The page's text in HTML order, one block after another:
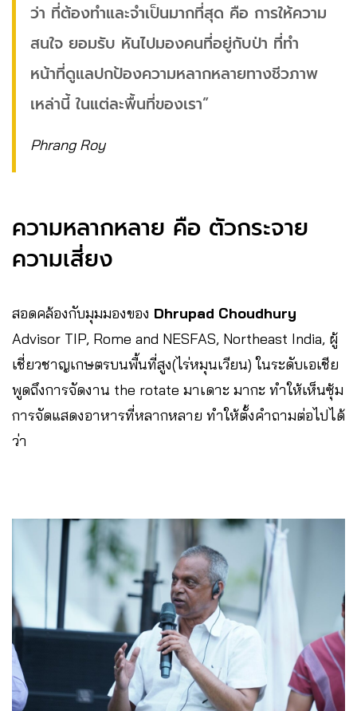
ว่า ที่ต้องทำและจำเป็นมากที่สุด คือ การให้ความ
สนใจ ยอมรับ หันไปมองคนที่อยู่กับป่า ที่ทำ
หน้าที่ดูแลปกป้องความหลากหลายทางชีวภาพ
เหล่านี้ ในแต่ละพื้นที่ของเรา”
Phrang Roy
ความหลากหลาย คือ ตัวกระจาย
ความเสี่ยง
สอดคล้องกับมุมมองของ Dhrupad Choudhury
Advisor TIP, Rome and NESFAS, Northeast India, ผู้
เชี่ยวชาญเกษตรบนพื้นที่สูง(ไร่หมุนเวียน) ในระดับเอเชีย
พูดถึงการจัดงาน the rotate มาเดาะ มากะ ทำให้เห็นซุ้ม
การจัดแสดงอาหารที่หลากหลาย ทำให้ตั้งคำถามต่อไปได้
ว่า